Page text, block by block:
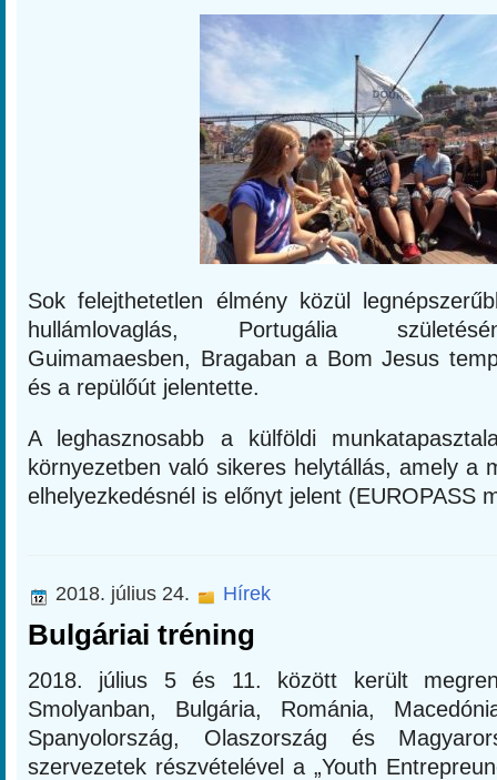
Sok felejthetetlen élmény közül
hullámlovaglás, Portugália
Guimamaesben, Bragaban a Bom Jesus
és a repülőút jelentette.
A leghasznosabb a külföldi
környezetben való sikeres helytállás, amely a
elhelyezkedésnél is előnyt jelent (EUROPASS
2018. július 24. Hírek
Bulgáriai tréning
2018. július 5 és 11. között került
Smolyanban, Bulgária, Románia,
Spanyolország, Olaszország és
szervezetek részvételével a „Youth